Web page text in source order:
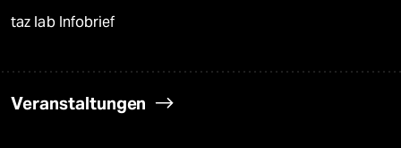
taz lab Infobrief
Veranstaltungen